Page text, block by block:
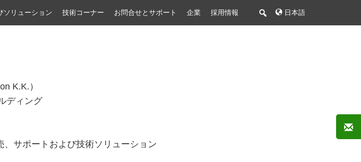
ソリューション 技術コーナー お問合せとサポート 企業 採用情報 日本語
K.K.）
ディング
サポートおよび技術ソリューション